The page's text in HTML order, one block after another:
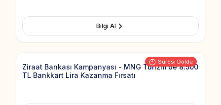
Bilgi Al
Süresi Doldu
Add to
Ziraat Bankası Kampanyası - MNG Turizm'de 8.500
TL Bankkart Lira Kazanma Fırsatı